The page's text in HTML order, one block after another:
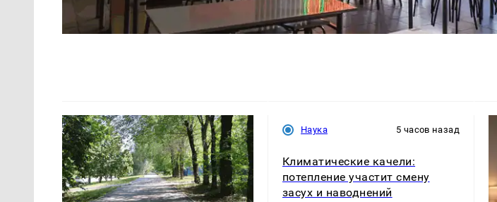
Наука 5 часов назад
Климатические качели:
потепление участит смену
засух и наводнений